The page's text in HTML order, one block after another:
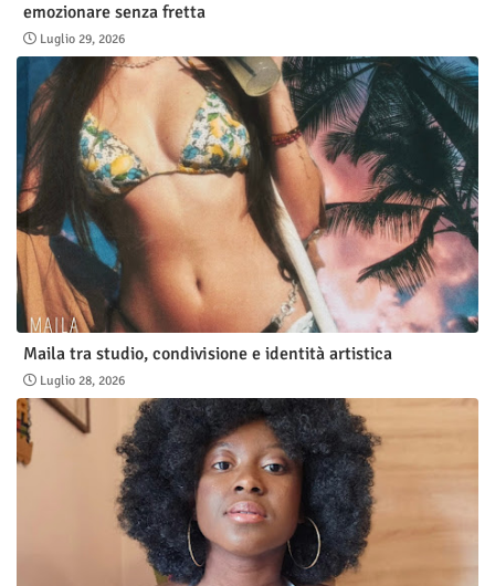
emozionare senza fretta
Luglio 29, 2026
Maila tra studio, condivisione e identità artistica
Luglio 28, 2026